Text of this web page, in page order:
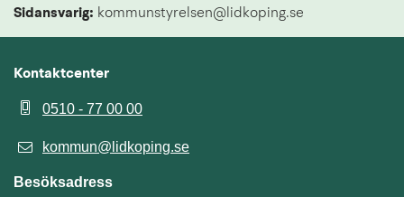
Sidansvarig: kommunstyrelsen@lidkoping.se
Kontaktcenter
0510 - 77 00 00
kommun@lidkoping.se
Besöksadress